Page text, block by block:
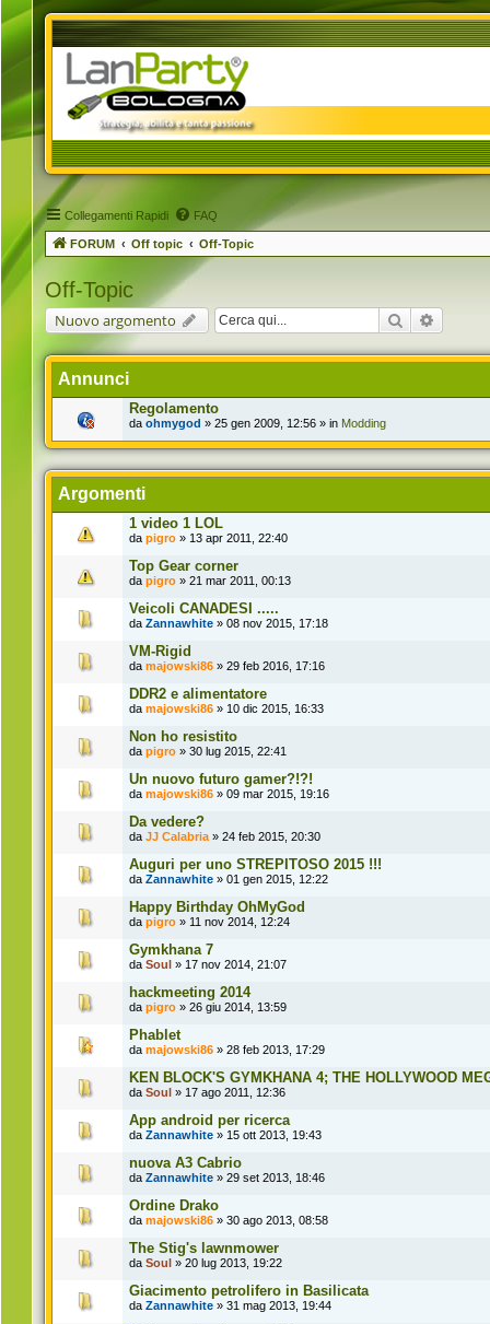
Collegamenti Rapidi FAQ
FORUM Off topic Off-Topic
Off-Topic
Nuovo argomento Cerca
Annunci
Regolamento
da ohmygod » 25 gen 2009, 12:56 » in Modding
Argomenti
1 video 1 LOL
da pigro » 13 apr 2011, 22:40
Top Gear corner
da pigro » 21 mar 2011, 00:13
Veicoli CANADESI .....
da Zannawhite » 08 nov 2015, 17:18
VM-Rigid
da majowski86 » 29 feb 2016, 17:16
DDR2 e alimentatore
da majowski86 » 10 dic 2015, 16:33
Non ho resistito
da pigro » 30 lug 2015, 22:41
Un nuovo futuro gamer?!?!
da majowski86 » 09 mar 2015, 19:16
Da vedere?
da JJ Calabria » 24 feb 2015, 20:30
Auguri per uno STREPITOSO 2015 !!!
da Zannawhite » 01 gen 2015, 12:22
Happy Birthday OhMyGod
da pigro » 11 nov 2014, 12:24
Gymkhana 7
da Soul » 17 nov 2014, 21:07
hackmeeting 2014
da pigro » 26 giu 2014, 13:59
Phablet
da majowski86 » 28 feb 2013, 17:29
KEN BLOCK'S GYMKHANA 4; THE HOLLYWOOD
da Soul » 17 ago 2011, 12:36
App android per ricerca
da Zannawhite » 15 ott 2013, 19:43
nuova A3 Cabrio
da Zannawhite » 29 set 2013, 18:46
Ordine Drako
da majowski86 » 30 ago 2013, 08:58
The Stig's lawnmower
da Soul » 20 lug 2013, 19:22
Giacimento petrolifero in Basilicata
da Zannawhite » 31 mag 2013, 19:44